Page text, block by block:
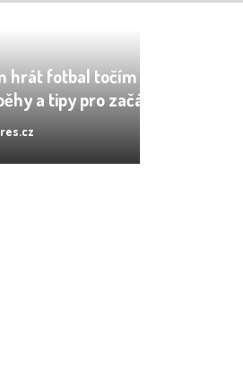
hrát fotbal točím se tam jak
a tipy pro začátečníky